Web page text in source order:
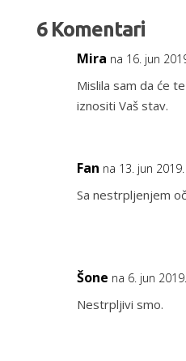
o
o
k
6 Komentari
Mira na 16. jun
Mislila sam da će
iznositi Vaš stav.
Fan na 13. jun
Sa nestrpljenjem
Šone na 6. jun
Nestrpljivi smo.